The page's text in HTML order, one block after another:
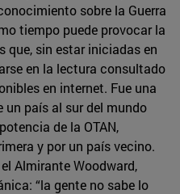
sobre la Guerra
tiempo puede provocar la
que, sin estar iniciadas en
en la lectura consultado
en internet. Fue una
un país al sur del mundo
de la OTAN,
y por un país vecino.
Almirante Woodward,
“la gente no sabe lo